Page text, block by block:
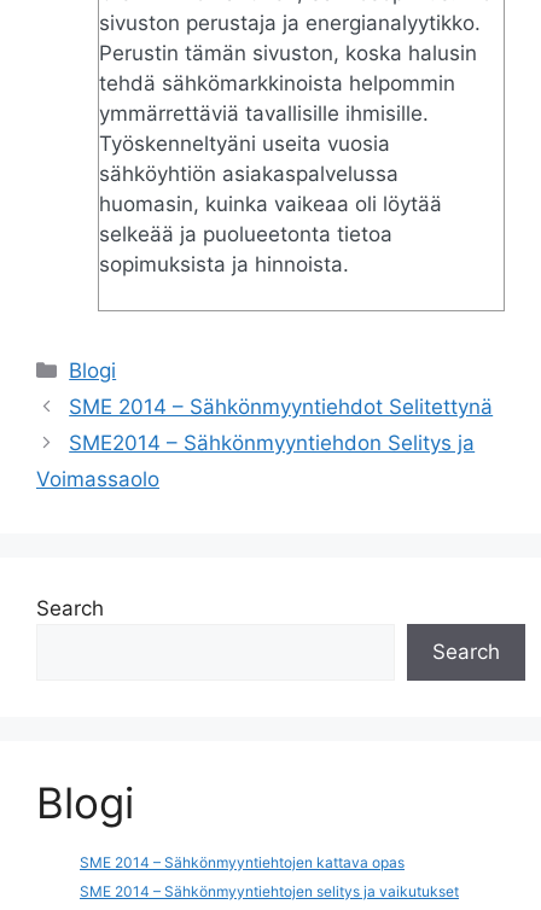
sivuston perustaja ja energianalyytikko.
Perustin tämän sivuston, koska halusin
tehdä sähkömarkkinoista helpommin
ymmärrettäviä tavallisille ihmisille.
Työskenneltyäni useita vuosia
sähköyhtiön asiakaspalvelussa
huomasin, kuinka vaikeaa oli löytää
selkeää ja puolueetonta tietoa
sopimuksista ja hinnoista.
Categories
Blogi
SME 2014 – Sähkönmyyntiehdot Selitettynä
SME2014 – Sähkönmyyntiehdon Selitys ja
Voimassaolo
Search
Search
Blogi
SME 2014 – Sähkönmyyntiehtojen kattava opas
SME 2014 – Sähkönmyyntiehtojen selitys ja vaikutukset